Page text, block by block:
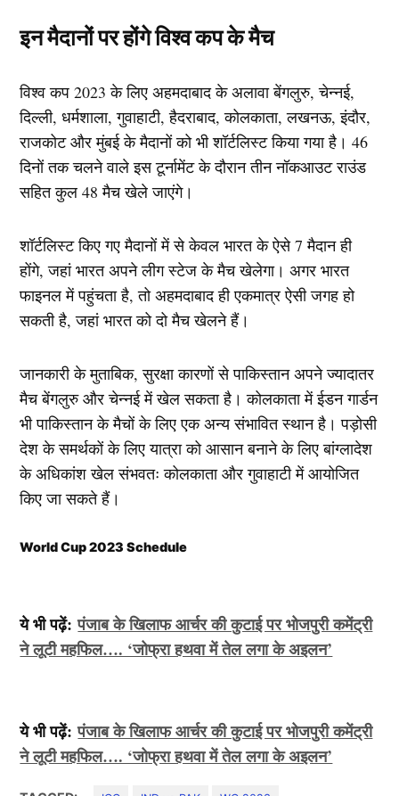
इन मैदानों पर होंगे विश्व कप के मैच
विश्व कप 2023 के लिए अहमदाबाद के अलावा बेंगलुरु, चेन्नई,
दिल्ली, धर्मशाला, गुवाहाटी, हैदराबाद, कोलकाता, लखनऊ, इंदौर,
राजकोट और मुंबई के मैदानों को भी शॉर्टलिस्ट किया गया है। 46
दिनों तक चलने वाले इस टूर्नामेंट के दौरान तीन नॉकआउट राउंड
सहित कुल 48 मैच खेले जाएंगे।
शॉर्टलिस्ट किए गए मैदानों में से केवल भारत के ऐसे 7 मैदान ही
होंगे, जहां भारत अपने लीग स्टेज के मैच खेलेगा। अगर भारत
फाइनल में पहुंचता है, तो अहमदाबाद ही एकमात्र ऐसी जगह हो
सकती है, जहां भारत को दो मैच खेलने हैं।
जानकारी के मुताबिक, सुरक्षा कारणों से पाकिस्तान अपने ज्यादातर
मैच बेंगलुरु और चेन्नई में खेल सकता है। कोलकाता में ईडन गार्डन
भी पाकिस्तान के मैचों के लिए एक अन्य संभावित स्थान है। पड़ोसी
देश के समर्थकों के लिए यात्रा को आसान बनाने के लिए बांग्लादेश
के अधिकांश खेल संभवतः कोलकाता और गुवाहाटी में आयोजित
किए जा सकते हैं।
World Cup 2023 Schedule
ये भी पढ़ें:पंजाब के खिलाफ आर्चर की कुटाई पर भोजपुरी कमेंट्री
ने लूटी महफिल…. ‘जोफ्रा हथवा में तेल लगा के अइलन’
ये भी पढ़ें:पंजाब के खिलाफ आर्चर की कुटाई पर भोजपुरी कमेंट्री
ने लूटी महफिल…. ‘जोफ्रा हथवा में तेल लगा के अइलन’